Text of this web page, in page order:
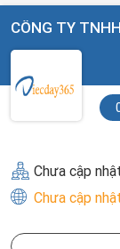
CÔNG TY
Chưa cập
Chưa cập